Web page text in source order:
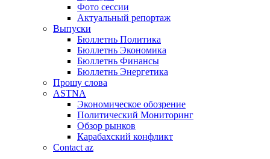
Фото сессии
Актуальный репортаж
Выпуски
Бюллетнь Политика
Бюллетнь Экономика
Бюллетнь Финансы
Бюллетнь Энергетика
Прошу слова
ASTNA
Экономическое обозрение
Политический Мониторинг
Обзор рынков
Карабахский конфликт
Contact az